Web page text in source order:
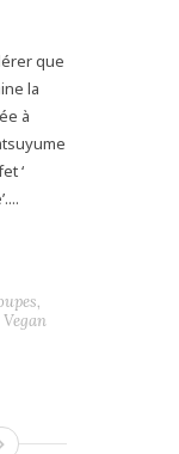
que
la
à
‘
Vegan